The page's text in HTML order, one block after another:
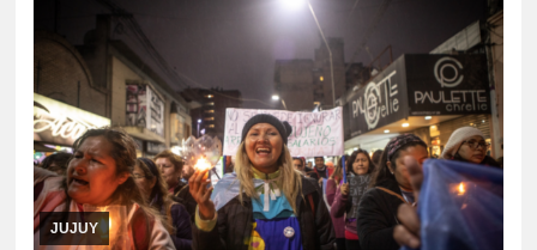
JUJUY
05/08/2026 La medida de fuerza es llevada a cabo por maestros
y maestras de base de ADEP, que hoy, se presentarán tanto en el
Ministerio de Educación como en Ca ...